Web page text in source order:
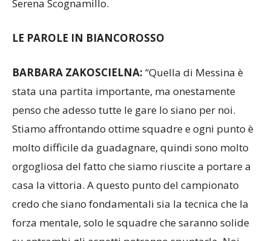
stata una partita importante, ma onestamente
penso che adesso tutte le gare lo siano per noi.
Stiamo affrontando ottime squadre e ogni punto è
molto difficile da guadagnare, quindi sono molto
orgogliosa del fatto che siamo riuscite a portare a
casa la vittoria. A questo punto del campionato
credo che siano fondamentali sia la tecnica che la
forza mentale, solo le squadre che saranno solide
su entrambi gli aspetti potranno spuntarla. Noi